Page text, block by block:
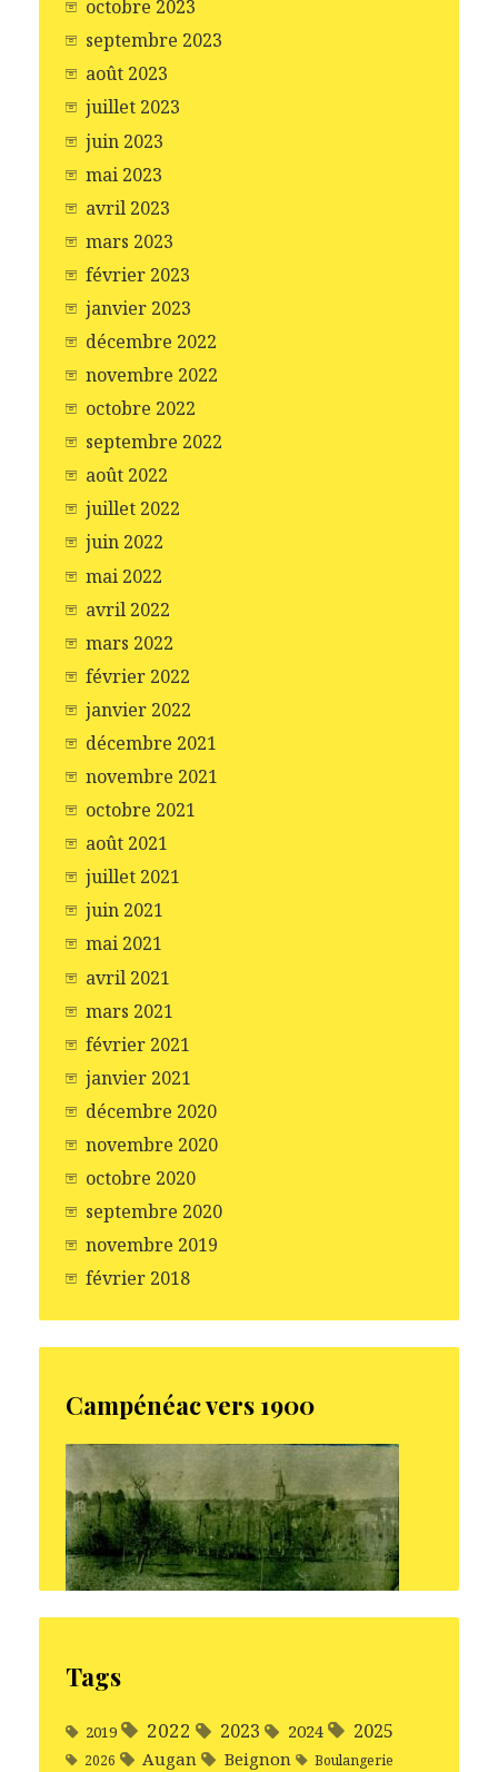
octobre 2023
septembre 2023
août 2023
juillet 2023
juin 2023
mai 2023
avril 2023
mars 2023
février 2023
janvier 2023
décembre 2022
novembre 2022
octobre 2022
septembre 2022
août 2022
juillet 2022
juin 2022
mai 2022
avril 2022
mars 2022
février 2022
janvier 2022
décembre 2021
novembre 2021
octobre 2021
août 2021
juillet 2021
juin 2021
mai 2021
avril 2021
mars 2021
février 2021
janvier 2021
décembre 2020
novembre 2020
octobre 2020
septembre 2020
novembre 2019
février 2018
Campénéac vers 1900
Tags
2019 2022 2023 2024 2025
2026 Augan Beignon
Boulangerie